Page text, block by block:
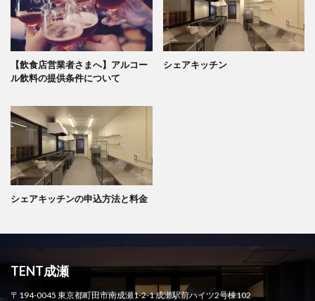
【飲食店営業者さまへ】アルコー
ル飲料の提供条件について
シェアキッチン
シェアキッチンの申込方法と料金
TENT成瀬
〒194-0045 東京都町田市南成瀬1-2-1 成瀬駅前ハイツ2号棟102